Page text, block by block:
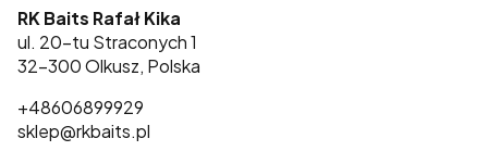
RK Baits Rafał Kika
ul. 20-tu Straconych 1
32-300 Olkusz, Polska
+48606899929
sklep@rkbaits.pl